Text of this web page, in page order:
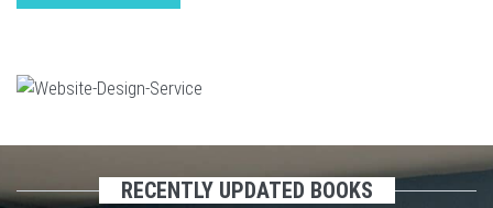
RECENTLY UPDATED BOOKS